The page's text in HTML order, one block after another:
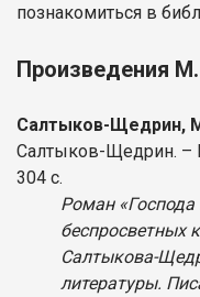
познакомиться в
Произведения
Салтыков-Щедрин,
Салтыков-Щедрин. –
304 с.
Роман
беспросветных
Салтыкова-
литературы.